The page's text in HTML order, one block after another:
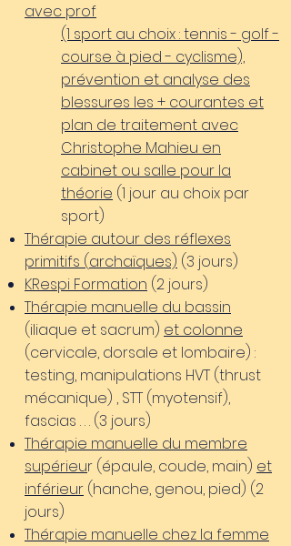
avec prof
(1 sport au choix : tennis - golf -
course à pied - cyclisme),
prévention et analyse des
blessures les + courantes et
plan de traitement avec
Christophe Mahieu en
cabinet ou salle pour la
théorie (1 jour au choix par
sport)
Thérapie autour des réflexes
primitifs (archaïques) (3 jours)
KRespi Formation (2 jours)
Thérapie manuelle du bassin
(iliaque et sacrum) et colonne
(cervicale, dorsale et lombaire) :
testing, manipulations HVT (thrust
mécanique) , STT (myotensif),
fascias . . . (3 jours)
Thérapie manuelle du membre
supérieur (épaule, coude, main) et
inférieur (hanche, genou, pied) (2
jours)
Thérapie manuelle chez la femme